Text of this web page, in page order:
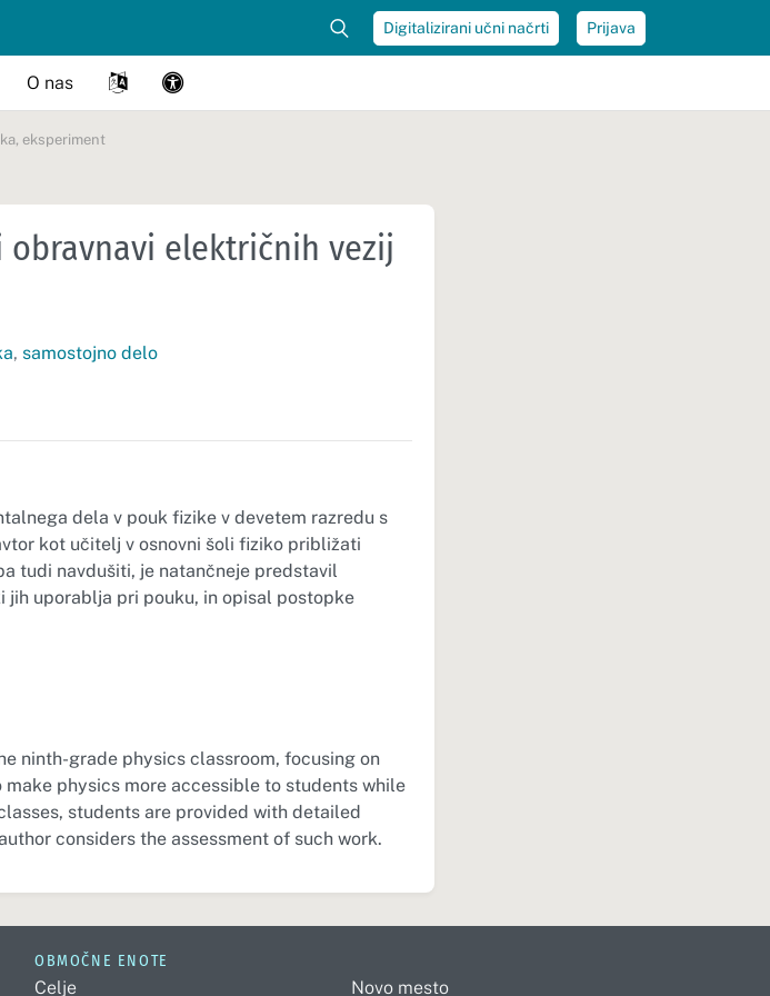
Digitalizirani učni načrti Prijava
O nas
, eksperiment
električnih vezij
, samostojno delo
dela v pouk fizike v devetem razredu s
kot učitelj v osnovni šoli fiziko približati
tudi navdušiti, je natančneje predstavil
uporablja pri pouku, in opisal postopke
ninth-grade physics classroom, focusing on
physics more accessible to students while
students are provided with detailed
considers the assessment of such work.
OBMOČNE ENOTE
Celje Novo mesto